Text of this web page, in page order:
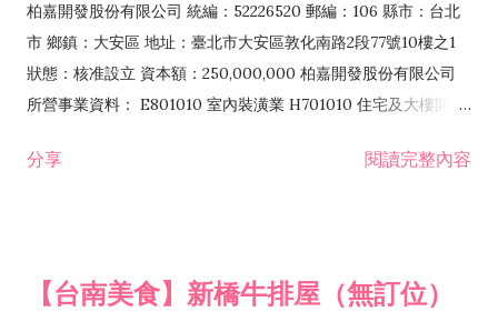
柏嘉開發股份有限公司 統編：52226520 郵編：106 縣市：台北
市 鄉鎮：大安區 地址：臺北市大安區敦化南路2段77號10樓之1
狀態：核准設立 資本額：250,000,000 柏嘉開發股份有限公司
所營事業資料： E801010 室內裝潢業 H701010 住宅及大樓開發
發業 H703090 不動產買賣業 H703100 不動產租賃業 I503010
分享 閱讀完整內容
【台南美食】新橋牛排屋（無訂位）